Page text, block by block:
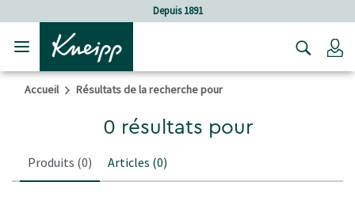
Sauter au contenu du pied de page
Depuis 1891
Accueil Résultats de la recherche pour
0 résultats pour
Produits (0) Articles (0)